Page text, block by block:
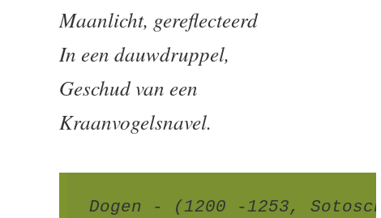
Maanlicht, gereflecteerd
In een dauwdruppel,
Geschud van een
Kraanvogelsnavel.
Dogen - (1200 -1253,